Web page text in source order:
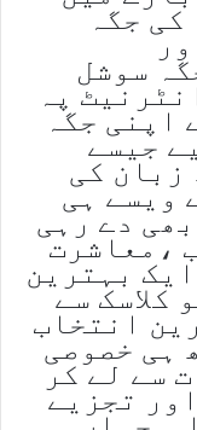
کی جگہ
سوشل
پہ
اپنی جگہ
جیسے
زبان کی
ویسے ہی
دے رہی
،معاشرت
بہترین
کلاسک سے
انتخاب
ہی خصوصی
سے لے کر
تجزیے